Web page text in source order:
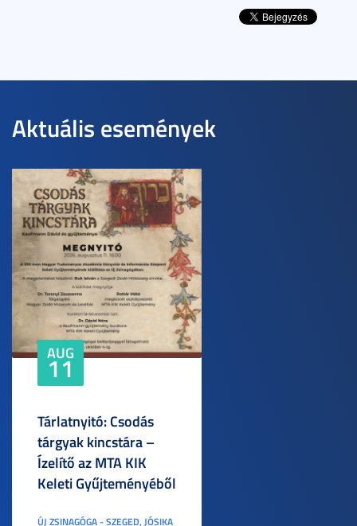
Aktuális események
AUG
11
Tárlatnyitó: Csodás
tárgyak kincstára –
Ízelítő az MTA KIK
Keleti Gyűjteményéből
ÚJ ZSINAGÓGA - SZEGED, JÓSIKA